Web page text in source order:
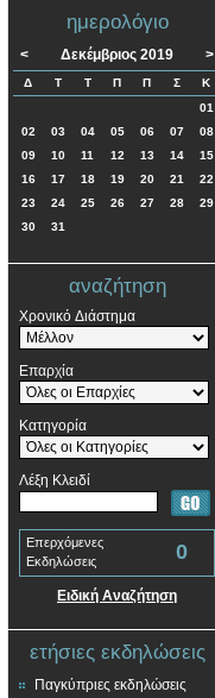
ημερολόγιο
< Δεκέμβριος 2019 >
Δ Τ Τ Π Π Σ
Κ
01
02
03 04 05 06 07
08
09
10 11 12 13 14
15
16
17 18 19 20 21
22
23
24 25 26 27 28
29
30
31
αναζήτηση
Χρονικό Διάστημα
Επαρχία
Κατηγορία
Λέξη Κλειδί
Επερχόμενες
Εκδηλώσεις
0
Ειδική Αναζήτηση
ετήσιες εκδηλώσεις
Παγκύπριες εκδηλώσεις